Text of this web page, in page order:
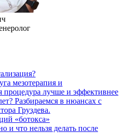
мезотерапия и
процедура лучше и эффективнее
Разбираемся в нюансах с
Груздева.
«ботокса»
и что нельзя делать после